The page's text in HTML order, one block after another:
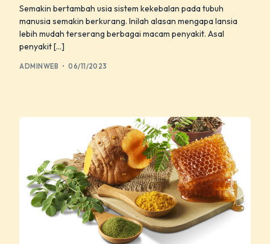
Semakin bertambah usia sistem kekebalan pada tubuh
manusia semakin berkurang. Inilah alasan mengapa lansia
lebih mudah terserang berbagai macam penyakit. Asal
penyakit […]
ADMINWEB 06/11/2023